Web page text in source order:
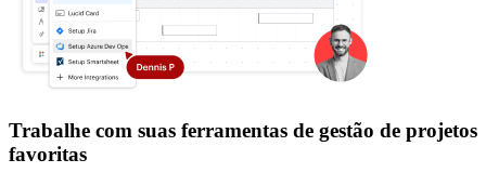
Trabalhe com suas ferramentas de gestão de projetos
favoritas